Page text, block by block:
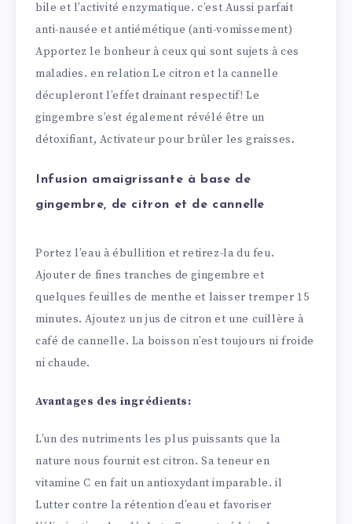
bile et l’activité enzymatique. c’est Aussi parfait
anti-nausée et antiémétique (anti-vomissement)
Apportez le bonheur à ceux qui sont sujets à ces
maladies. en relation Le citron et la cannelle
décupleront l’effet drainant respectif! Le
gingembre s’est également révélé être un
détoxifiant, Activateur pour brûler les graisses.
Infusion amaigrissante à base de
gingembre, de citron et de cannelle
Portez l’eau à ébullition et retirez-la du feu.
Ajouter de fines tranches de gingembre et
quelques feuilles de menthe et laisser tremper 15
minutes. Ajoutez un jus de citron et une cuillère à
café de cannelle. La boisson n’est toujours ni froide
ni chaude.
Avantages des ingrédients:
L’un des nutriments les plus puissants que la
nature nous fournit est citron. Sa teneur en
vitamine C en fait un antioxydant imparable. il
Lutter contre la rétention d’eau et favoriser